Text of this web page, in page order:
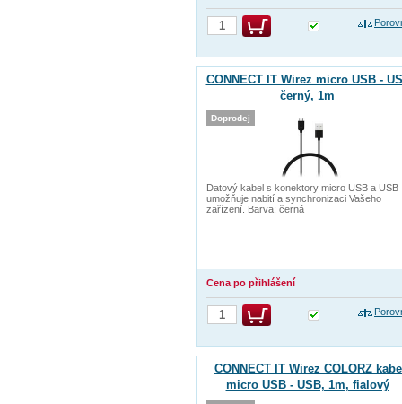
CONNECT IT Wirez micro USB -
černý, 1m
Datový kabel s konektory micro USB a USB
umožňuje nabití a synchronizaci Vašeho
zařízení. Barva: černá
Cena po přihlášení
Doprodej
CONNECT IT Wirez COLORZ
micro USB - USB, 1m, fialový